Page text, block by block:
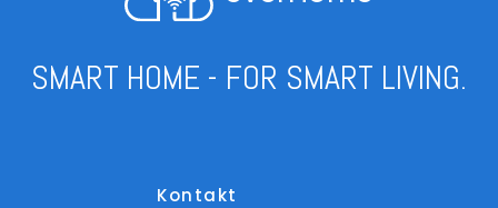
SMART HOME - FOR SMART LIVING.
Kontakt